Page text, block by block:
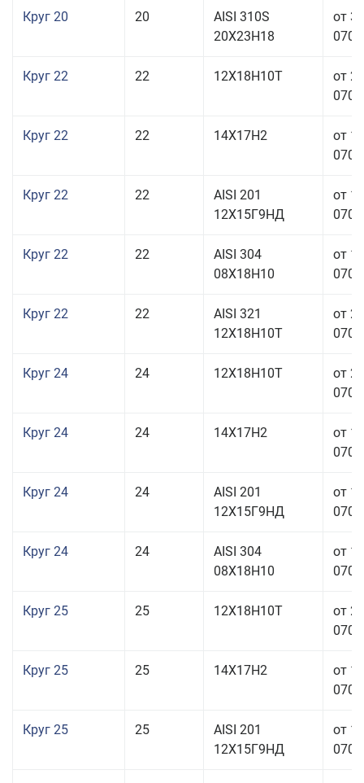
Круг 20 20
AISI 310S
20Х23Н18
от
Круг 22 22 12Х18Н10Т
от
Круг 22 22 14Х17Н2
от
Круг 22 22
AISI 201
12Х15Г9НД
от
Круг 22 22
AISI 304
08Х18Н10
от
Круг 22 22
AISI 321
12Х18Н10Т
от
Круг 24 24 12Х18Н10Т
от
Круг 24 24 14Х17Н2
от
Круг 24 24
AISI 201
12Х15Г9НД
от
Круг 24 24
AISI 304
08Х18Н10
от
Круг 25 25 12Х18Н10Т
от
Круг 25 25 14Х17Н2
от
Круг 25 25
AISI 201
12Х15Г9НД
от